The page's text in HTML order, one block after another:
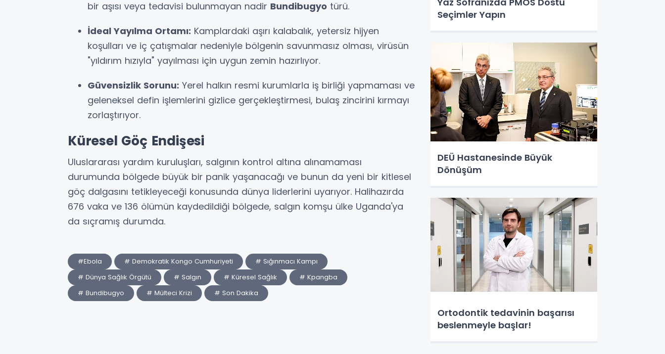
bir aşısı veya tedavisi bulunmayan nadir Bundibugyo türü.
İdeal Yayılma Ortamı: Kamplardaki aşırı kalabalık, yetersiz hijyen
koşulları ve iç çatışmalar nedeniyle bölgenin savunmasız olması, virüsün
"yıldırım hızıyla" yayılması için uygun zemin hazırlıyor.
Güvensizlik Sorunu: Yerel halkın resmi kurumlarla iş birliği yapmaması ve
geleneksel defin işlemlerini gizlice gerçekleştirmesi, bulaş zincirini kırmayı
zorlaştırıyor.
Küresel Göç Endişesi
Uluslararası yardım kuruluşları, salgının kontrol altına alınamaması
durumunda bölgede büyük bir panik yaşanacağı ve bunun da yeni bir kitlesel
göç dalgasını tetikleyeceği konusunda dünya liderlerini uyarıyor. Halihazırda
676 vaka ve 136 ölümün kaydedildiği bölgede, salgın komşu ülke Uganda'ya
da sıçramış durumda.
#Ebola # Demokratik Kongo Cumhuriyeti
# Sığınmacı Kampı
# Dünya Sağlık Örgütü
# Salgın # Küresel Sağlık
# Kpangba
# Bundibugyo
# Mülteci Krizi # Son Dakika
Seçimler Yapın
DEÜ Hastanesinde Büyük
Dönüşüm
Ortodontik tedavinin başarısı
beslenmeyle başlar!